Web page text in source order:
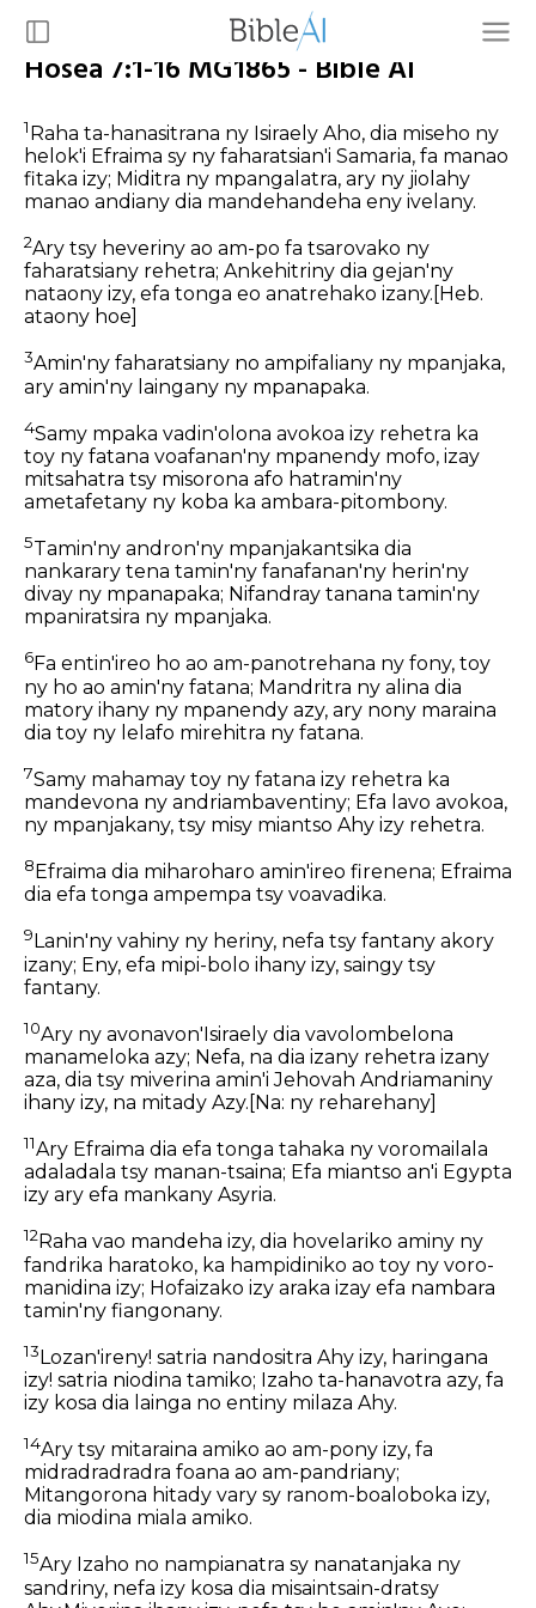
Hosea 7:1-16 MG1865 - Bible AI
1Raha ta-hanasitrana ny Isiraely Aho, dia miseho ny
helok'i Efraima sy ny faharatsian'i Samaria, fa manao
fitaka izy; Miditra ny mpangalatra, ary ny jiolahy
manao andiany dia mandehandeha eny ivelany.
2Ary tsy heveriny ao am-po fa tsarovako ny
faharatsiany rehetra; Ankehitriny dia gejan'ny
nataony izy, efa tonga eo anatrehako izany. [Heb.
ataony hoe]
3Amin'ny faharatsiany no ampifaliany ny mpanjaka,
ary amin'ny laingany ny mpanapaka.
4Samy mpaka vadin'olona avokoa izy rehetra ka
toy ny fatana voafanan'ny mpanendy mofo, izay
mitsahatra tsy misorona afo hatramin'ny
ametafetany ny koba ka ambara-pitombony.
5Tamin'ny andron'ny mpanjakantsika dia
nankarary tena tamin'ny fanafanan'ny herin'ny
divay ny mpanapaka; Nifandray tanana tamin'ny
mpaniratsira ny mpanjaka.
6Fa entin'ireo ho ao am-panotrehana ny fony, toy
ny ho ao amin'ny fatana; Mandritra ny alina dia
matory ihany ny mpanendy azy, ary nony maraina
dia toy ny lelafo mirehitra ny fatana.
7Samy mahamay toy ny fatana izy rehetra ka
mandevona ny andriambaventiny; Efa lavo avokoa,
ny mpanjakany, tsy misy miantso Ahy izy rehetra.
8 Efraima dia miharoharo amin'ireo firenena; Efraima
dia efa tonga ampempa tsy voavadika.
9 Lanin'ny vahiny ny heriny, nefa tsy fantany akory
izany; Eny, efa mipi-bolo ihany izy, saingy tsy
fantany.
10Ary ny avonavon'Isiraely dia vavolombelona
manameloka azy; Nefa, na dia izany rehetra izany
aza, dia tsy miverina amin'i Jehovah Andriamaniny
ihany izy, na mitady Azy. [Na: ny reharehany]
11Ary Efraima dia efa tonga tahaka ny voromailala
adaladala tsy manan-tsaina; Efa miantso an'i Egypta
izy ary efa mankany Asyria.
12Raha vao mandeha izy, dia hovelariko aminy ny
fandrika haratoko, ka hampidiniko ao toy ny voro-
manidina izy; Hofaizako izy araka izay efa nambara
tamin'ny fiangonany.
13Lozan'ireny! satria nandositra Ahy izy, haringana
izy! satria niodina tamiko; Izaho ta-hanavotra azy, fa
izy kosa dia lainga no entiny milaza Ahy.
14Ary tsy mitaraina amiko ao am-pony izy, fa
midradradradra foana ao am-pandriany;
Mitangorona hitady vary sy ranom-boaloboka izy,
dia miodina miala amiko.
15Ary Izaho no nampianatra sy nanatanjaka ny
sandriny, nefa izy kosa dia misaintsain-dratsy